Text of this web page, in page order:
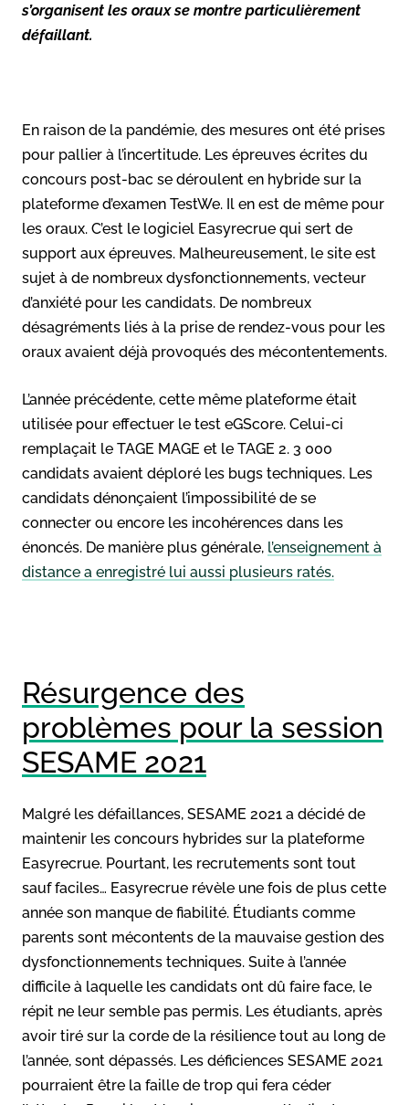
s’organisent les oraux se montre particulièrement
défaillant.
En raison de la pandémie, des mesures ont été prises
pour pallier à l’incertitude. Les épreuves écrites du
concours post-bac se déroulent en hybride sur la
plateforme d’examen TestWe. Il en est de même pour
les oraux. C’est le logiciel Easyrecrue qui sert de
support aux épreuves. Malheureusement, le site est
sujet à de nombreux dysfonctionnements, vecteur
d’anxiété pour les candidats. De nombreux
désagréments liés à la prise de rendez-vous pour les
oraux avaient déjà provoqués des mécontentements.
L’année précédente, cette même plateforme était
utilisée pour effectuer le test eGScore. Celui-ci
remplaçait le TAGE MAGE et le TAGE 2. 3 000
candidats avaient déploré les bugs techniques. Les
candidats dénonçaient l’impossibilité de se
connecter ou encore les incohérences dans les
énoncés. De manière plus générale, l’enseignement à
distance a enregistré lui aussi plusieurs ratés.
Résurgence des
problèmes pour la session
SESAME 2021
Malgré les défaillances, SESAME 2021 a décidé de
maintenir les concours hybrides sur la plateforme
Easyrecrue. Pourtant, les recrutements sont tout
sauf faciles… Easyrecrue révèle une fois de plus cette
année son manque de fiabilité. Étudiants comme
parents sont mécontents de la mauvaise gestion des
dysfonctionnements techniques. Suite à l’année
difficile à laquelle les candidats ont dû faire face, le
répit ne leur semble pas permis. Les étudiants, après
avoir tiré sur la corde de la résilience tout au long de
l’année, sont dépassés. Les déficiences SESAME 2021
pourraient être la faille de trop qui fera céder